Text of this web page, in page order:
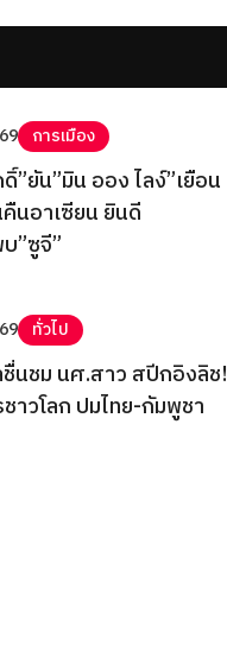
การเมือง
”ยัน”มิน ออง ไลง์”เยือน
นอาเซียน ยินดี
”ซูจี”
ทั่วไป
ชื่นชม นศ.สาว สปีกอิงลิช!
าวโลก ปมไทย-กัมพูชา